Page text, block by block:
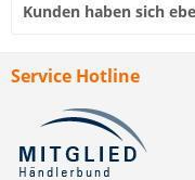
Kunden haben sich
Service Hotline